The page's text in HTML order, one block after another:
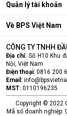
Quản lý tài khoản
Về BPS Việt Nam
CÔNG TY TNHH
Địa chỉ: Số H10 Khu
Nội, Việt Nam
Điện thoại: 0816 200
Email:
MST: 0110196235
Copyright © 2022
Mã số doanh nghiệp: